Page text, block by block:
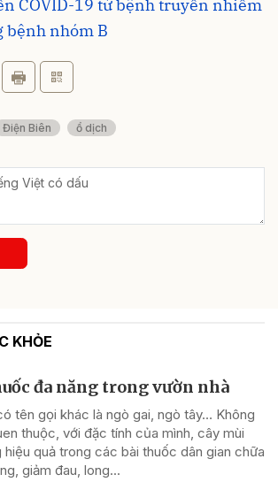
COVID-19 từ bệnh truyền nhiễm
bệnh nhóm B
Điện Biên ổ dịch
KHỎE
đa năng trong vườn nhà
tên gọi khác là ngò gai, ngò tây… Không
thuộc, với đặc tính của mình, cây mùi
quả trong các bài thuốc dân gian chữa
giảm đau, long...